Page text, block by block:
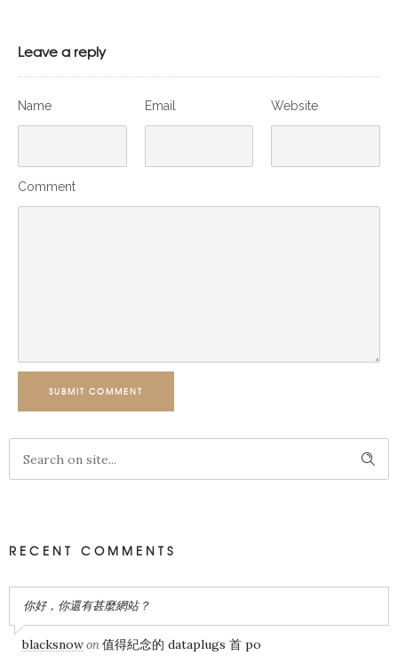
Leave a reply
Name Email Website
Comment
SUBMIT COMMENT
RECENT COMMENTS
你好，你還有甚麼網站？
blacksnow on 值得紀念的 dataplugs 首 po